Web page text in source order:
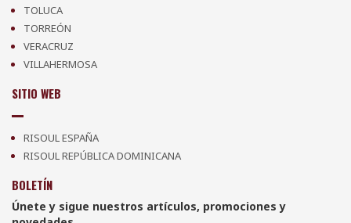
TOLUCA
TORREÓN
VERACRUZ
VILLAHERMOSA
SITIO WEB
RISOUL ESPAÑA
RISOUL REPÚBLICA DOMINICANA
BOLETÍN
Únete y sigue nuestros artículos, promociones y